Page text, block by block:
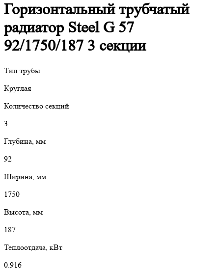
Горизонтальный трубчатый
радиатор Steel G 57
92/1750/187 3 секции
Тип трубы
Круглая
Количество секций
3
Глубина, мм
92
Ширина, мм
1750
Высота, мм
187
Теплоотдача, кВт
0.916